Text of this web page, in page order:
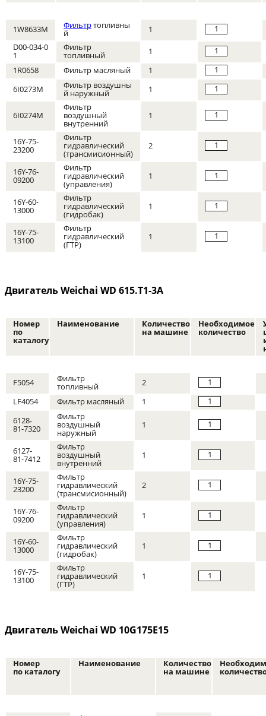
1W8633M Фильтртопливны
й 1
1
D00-034-0
1
Фильтр
топливный 1
1
1R0658
Фильтр масляный 1
1
6I0273M
Фильтр воздушны
й наружный 1 1
6I0274M
Фильтр
воздушный
внутренний
1 1
16Y-75-
23200
Фильтр
гидравлический
(трансмисионный)
2 1
16Y-76-
09200
Фильтр
гидравлический
(управления)
1 1
16Y-60-
13000
Фильтр
гидравлический
(гидробак)
1 1
16Y-75-
13100
Фильтр
гидравлический
(ГТР)
1 1
Двигатель Weichai WD 615.T1-3A
Номер
по
каталогу
Наименование Количество
на машине
Необходимое
количество
F5054 Фильтр
топливный 2
1
LF4054
Фильтр масляный 1
1
6128-
81-7320
Фильтр
воздушный
наружный
1 1
6127-
81-7412
Фильтр
воздушный
внутренний
1 1
16Y-75-
23200
Фильтр
гидравлический
(трансмисионный)
2 1
16Y-76-
09200
Фильтр
гидравлический
(управления)
1 1
16Y-60-
13000
Фильтр
гидравлический
(гидробак)
1 1
16Y-75-
13100
Фильтр
гидравлический
(ГТР)
1 1
Двигатель Weichai WD 10G175E15
Номер
по каталогу
Наименование Количество
на машине